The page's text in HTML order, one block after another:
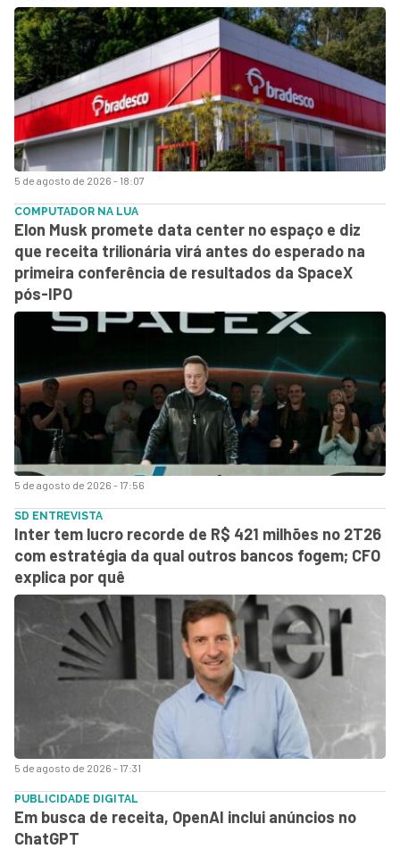
5 de agosto de 2026 - 18:07
5 de agosto de 2026 - 17:56
COMPUTADOR NA LUA
Elon Musk promete data center no espaço e diz
que receita trilionária virá antes do esperado na
primeira conferência de resultados da SpaceX
pós-IPO
5 de agosto de 2026 - 17:31
SD ENTREVISTA
Inter tem lucro recorde de R$ 421 milhões no 2T26
com estratégia da qual outros bancos fogem; CFO
explica por quê
PUBLICIDADE DIGITAL
Em busca de receita, OpenAI inclui anúncios no
ChatGPT